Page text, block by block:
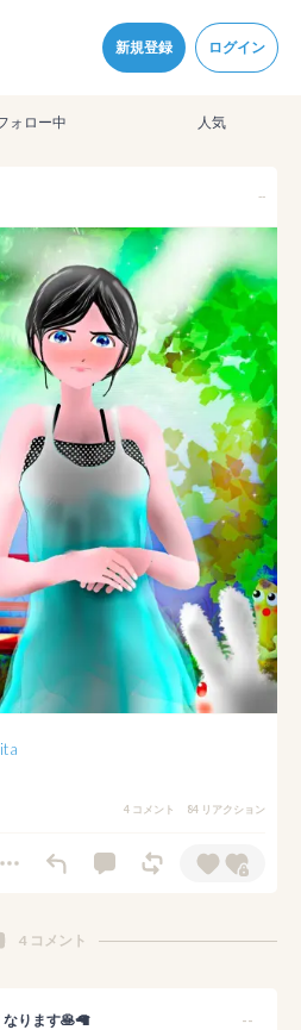
新規登録 ログイン
プライパシーポリシーを改定しました。
はここをクリックします
プリでさらに快適に！
ォロー中 人気
--
4 コメント 84 リアクション
4 コメント
なります🥞🦙
--